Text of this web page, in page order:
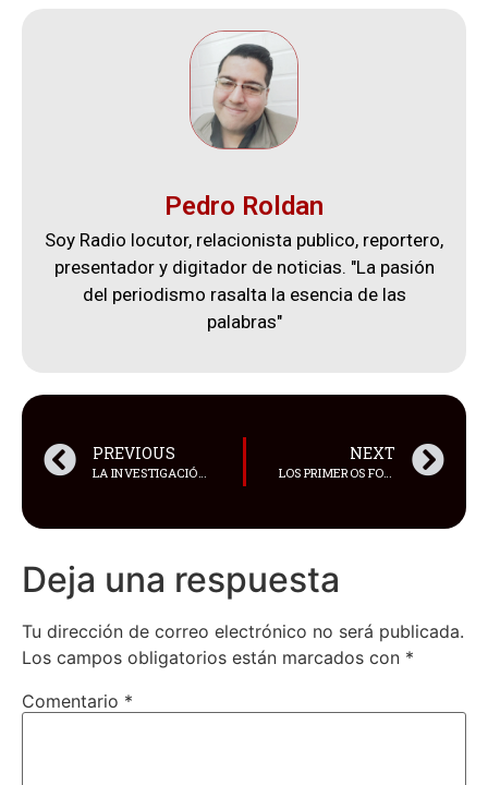
Pedro Roldan
Soy Radio locutor, relacionista publico, reportero,
presentador y digitador de noticias. "La pasión
del periodismo rasalta la esencia de las
palabras"
PREVIOUS NEXT
Deja una respuesta
Tu dirección de correo electrónico no será publicada.
Los campos obligatorios están marcados con *
Comentario *